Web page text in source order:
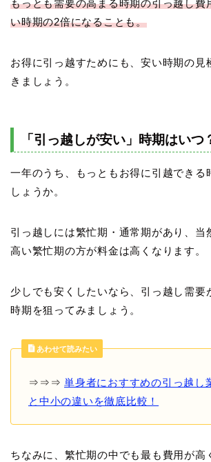
もっとも需要の高まる時期の引っ越し費
い時期の2倍になることも。
お得に引っ越すためにも、安い時期の見
きましょう。
「引っ越しが安い」時期はいつ
一年のうち、もっともお得に引越できる
しょうか。
引っ越しには繁忙期・通常期があり、当
高い繁忙期の方が料金は高くなります。
少しでも安くしたいなら、引っ越し需要
時期を狙ってみましょう。
あわせて読みたい
⇒⇒⇒単身者におすすめの引っ越し
と中小の違いを徹底比較！
ちなみに、繁忙期の中でも最も費用が高